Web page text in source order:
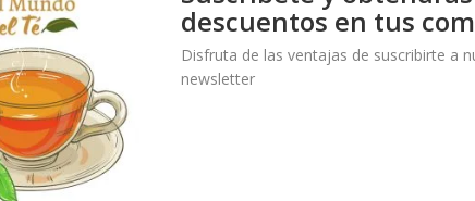
SKU:17815 Categorías:
descuentos en tus
Disfruta de las ventajas de suscribirte a
newsletter